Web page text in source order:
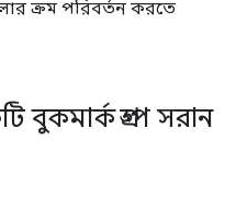
ক্রম পরিবর্তন করতে
বুকমার্ক গ্রুপ সরান